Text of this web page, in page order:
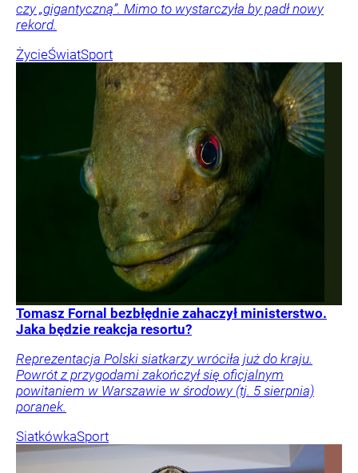
czy „gigantyczną”. Mimo to wystarczyła by padł nowy
rekord.
ŻycieŚwiatSport
Tomasz Fornal bezbłędnie zahaczył ministerstwo.
Jaka będzie reakcja resortu?
Reprezentacja Polski siatkarzy wróciła już do kraju.
Powrót z przygodami zakończył się oficjalnym
powitaniem w Warszawie w środowy (tj. 5 sierpnia)
poranek.
SiatkówkaSport